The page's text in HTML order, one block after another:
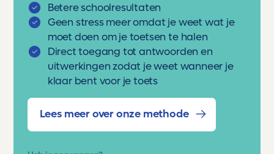
Betere schoolresultaten
Geen stress meer omdat je weet wat je
moet doen om je toetsen te halen
Direct toegang tot antwoorden en
uitwerkingen zodat je weet wanneer je
klaar bent voor je toets
Lees meer over onze methode